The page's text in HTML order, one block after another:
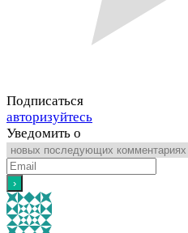
Подписаться
авторизуйтесь
Уведомить о